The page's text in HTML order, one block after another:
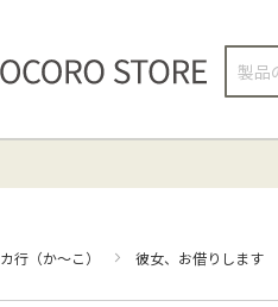
検
カ行（か～こ） 彼女、お借りします